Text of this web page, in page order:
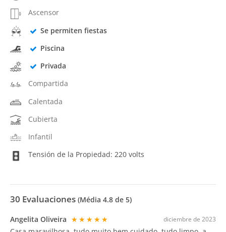
Ascensor
Se permiten fiestas
Piscina
Privada
Compartida
Calentada
Cubierta
Infantil
Tensión de la Propiedad: 220 volts
30 Evaluaciones (Média 4.8 de 5)
diciembre de 2023
Angelita Oliveira ★★★★★